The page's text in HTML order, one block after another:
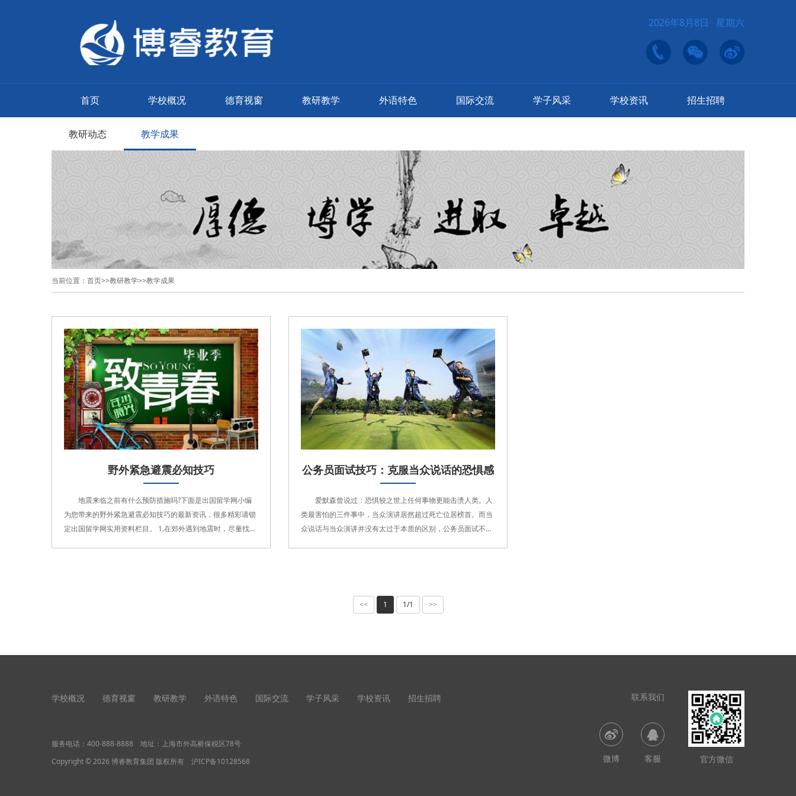
2026年8月8日 星期六
首页 学校概况 德育视窗 教研教学 外语特色 国际交流 学子风采 学校资讯 招生招聘
教研动态 教学成果
当前位置： 首页>>教研教学>>教学成果
野外紧急避震必知技巧
地震来临之前有什么预防措施吗?下面是出国留学网小编
为您带来的野外紧急避震必知技巧的最新资讯，很多精彩请锁
定出国留学网实用资料栏目。 1.在郊外遇到地震时，尽量找空
公务员面试技巧：克服当众说话的恐惧感
爱默森曾说过：恐惧较之世上任何事物更能击溃人类。人
类最害怕的三件事中，当众演讲居然超过死亡位居榜首。而当
众说话与当众演讲并没有太过于本质的区别，公务员面试不仅
<< 1 1/1 >>
学校概况 德育视窗 教研教学 外语特色 国际交流 学子风采 学校资讯 招生招聘
服务电话： 400-888-8888 地址：上海市外高桥保税区78号
Copyright © 2026 博睿教育集团 版权所有 沪ICP备10128568 官方微信
联系我们
微博 客服